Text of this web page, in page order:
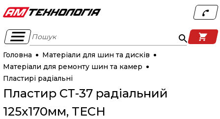
Пошук
Головна
Матеріали для шин та дисків
Матеріали для ремонту шин та камер
Пластирі радіальні
Пластир СТ-37 радіальний
125х170мм, TECH